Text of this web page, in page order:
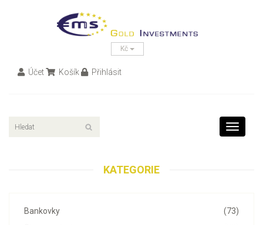
Kč
Účet Košík Přihlásit
Toggle
KATEGORIE
(73)
Bankovky